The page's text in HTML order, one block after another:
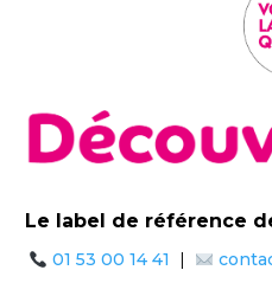
Le label de référence
01 53 00 14 41